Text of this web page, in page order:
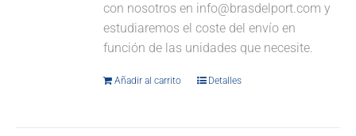
con nosotros en info@brasdelport.com y
estudiaremos el coste del envío en
función de las unidades que necesite.
Añadir al carrito Detalles